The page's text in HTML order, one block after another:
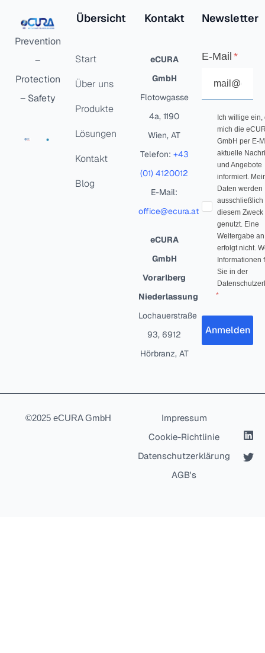
Prevention
–
Protection
– Safety
Übersicht
Start
Über uns
Produkte
Lösungen
Kontakt
Blog
Kontakt
eCURA
GmbH
Flotowgasse
4a, 1190
Wien, AT
Telefon: +43
(01) 4120012
E-Mail:
office@ecura.at
eCURA
GmbH
Vorarlberg
Niederlassung
Lochauerstraße
93, 6912
Hörbranz, AT
Newsletter
E-Mail
Ich willige ein,
mich die
GmbH per E-
aktuelle
und Angebote
informiert.
Daten werden
ausschließlich
diesem Zweck
genutzt. Eine
Weitergabe
erfolgt nicht.
Informationen
Sie in der
Anmelden
©2025 eCURA GmbH
Impressum
Cookie-Richtlinie
Datenschutzerklärung
AGB's